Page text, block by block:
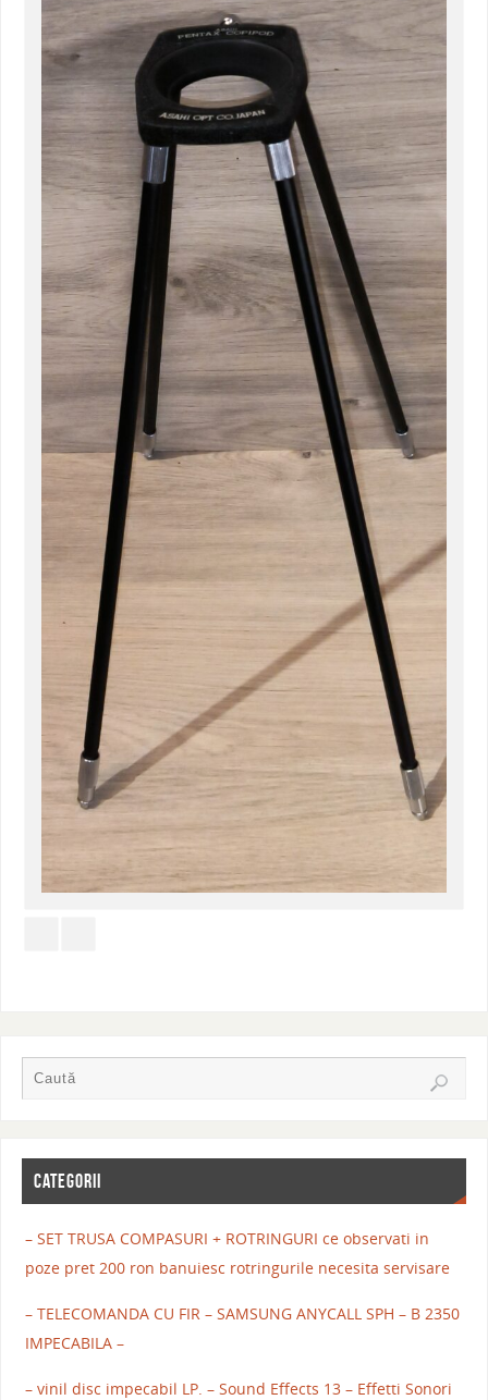
CATEGORII
– SET TRUSA COMPASURI + ROTRINGURI ce observati in
poze pret 200 ron banuiesc rotringurile necesita servisare
– TELECOMANDA CU FIR – SAMSUNG ANYCALL SPH – B 2350
IMPECABILA –
– vinil disc impecabil LP. – Sound Effects 13 – Effetti Sonori